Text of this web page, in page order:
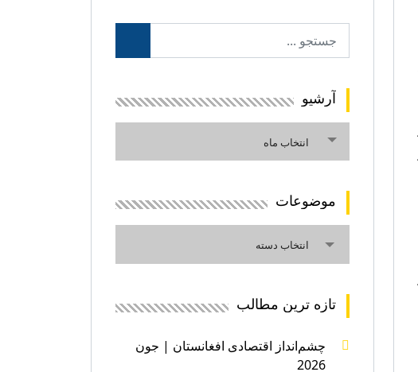
آرشیو
انتخاب ماه
موضوعات
انتخاب دسته
تازه ترین مطالب
چشم‌انداز اقتصادی افغانستان | جون
2026